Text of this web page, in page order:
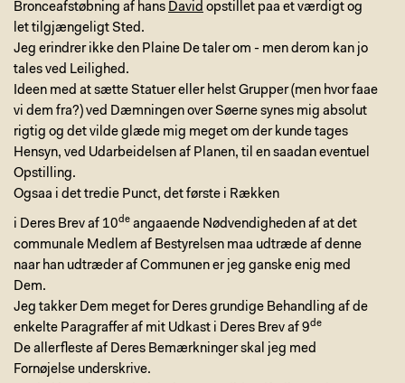
Bronceafstøbning af hans David opstillet paa et værdigt og
let tilgjængeligt Sted.
Jeg erindrer ikke den Plaine De taler om - men derom kan jo
tales ved Leilighed.
Ideen med at sætte Statuer eller helst Grupper (men hvor faae
vi dem fra?) ved Dæmningen over Søerne synes mig absolut
rigtig og det vilde glæde mig meget om der kunde tages
Hensyn, ved Udarbeidelsen af Planen, til en saadan eventuel
Opstilling.
Ogsaa i det tredie Punct, det første i Rækken
i Deres Brev af 10de angaaende Nødvendigheden af at det
communale Medlem af Bestyrelsen maa udtræde af denne
naar han udtræder af Communen er jeg ganske enig med
Dem.
Jeg takker Dem meget for Deres grundige Behandling af de
enkelte Paragraffer af mit Udkast i Deres Brev af 9de
De allerfleste af Deres Bemærkninger skal jeg med
Fornøjelse underskrive.